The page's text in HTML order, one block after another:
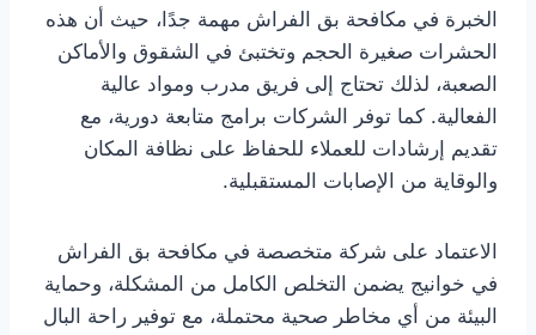
الخبرة في مكافحة بق الفراش مهمة جدًا، حيث أن هذه
الحشرات صغيرة الحجم وتختبئ في الشقوق والأماكن
الصعبة، لذلك تحتاج إلى فريق مدرب ومواد عالية
الفعالية. كما توفر الشركات برامج متابعة دورية، مع
تقديم إرشادات للعملاء للحفاظ على نظافة المكان
والوقاية من الإصابات المستقبلية.
الاعتماد على شركة متخصصة في مكافحة بق الفراش
في خوانيج يضمن التخلص الكامل من المشكلة، وحماية
البيئة من أي مخاطر صحية محتملة، مع توفير راحة البال